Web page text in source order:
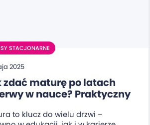
STACJONARNE
2025
zdać maturę po latach
w nauce? Praktyczny
to klucz do wielu drzwi –